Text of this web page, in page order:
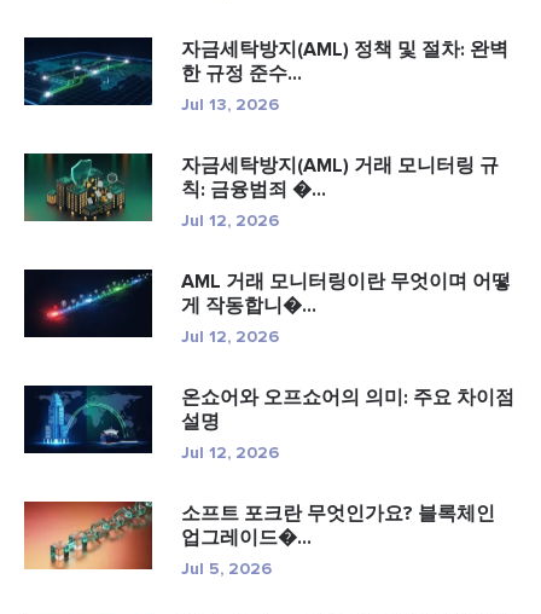
자금세탁방지(AML) 정책 및 절차: 완벽
한 규정 준수...
Jul 13, 2026
자금세탁방지(AML) 거래 모니터링 규
칙: 금융범죄 �...
Jul 12, 2026
AML 거래 모니터링이란 무엇이며 어떻
게 작동합니�...
Jul 12, 2026
온쇼어와 오프쇼어의 의미: 주요 차이점
설명
Jul 12, 2026
소프트 포크란 무엇인가요? 블록체인
업그레이드�...
Jul 5, 2026